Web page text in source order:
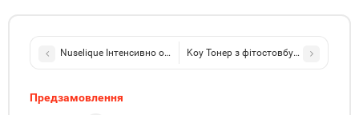
Nuselique Інтенсивно омолоджуюче сонцезахисне молочко
Koy Тонер з фітостовбуровими
Предзамовлення